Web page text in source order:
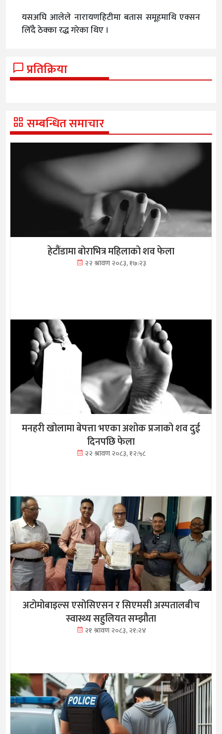
यसअघि आलेले नारायणहिटीमा बतास समूहमाथि एक्सन
लिँदै ठेक्का रद्ध गरेका थिए ।
प्रतिक्रिया
सम्बन्धित समाचार
हेटौंडामा बोराभित्र महिलाको शव फेला
२२ श्रावण २०८३, १७:२३
मनहरी खोलामा बेपत्ता भएका अशोक प्रजाको शव दुई
दिनपछि फेला
२२ श्रावण २०८३, १२:५८
अटोमोबाइल्स एसोसिएसन र सिएमसी अस्पतालबीच
स्वास्थ्य सहुलियत सम्झौता
२१ श्रावण २०८३, २१:२४